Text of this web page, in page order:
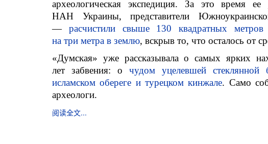
археологическая экспедиция. За это время
НАН Украины, представители
— расчистили свыше 130 квадратных
на три метра в землю, вскрыв то, что осталось от
«Думская» уже рассказывала о самых ярких
лет забвения: о чудом уцелевшей стеклянной
исламском обереге и турецком кинжале. Само
археологи.
阅读全文...